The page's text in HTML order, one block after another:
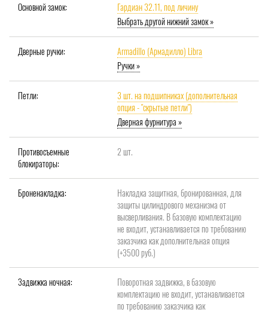
Основной замок:
Гардиан 32.11, под личину
Выбрать другой нижний замок »
Дверные ручки:
Armadillo (Армадилло) Libra
Ручки »
Петли:
3 шт. на подшипниках (дополнительная
опция - "скрытые петли")
Дверная фурнитура »
Противосъемные
блокираторы:
2 шт.
Броненакладка:
Накладка защитная, бронированная, для
защиты цилиндрового механизма от
высверливания. В базовую комплектацию
не входит, устанавливается по требованию
заказчика как дополнительная опция
(+3500 руб.)
Задвижка ночная:
Поворотная задвижка, в базовую
комплектацию не входит, устанавливается
по требованию заказчика как